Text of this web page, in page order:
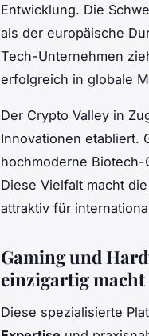
Entwicklung. Die
als der europäische
Tech-Unternehmen
erfolgreich in globale
Der Crypto Valley in
Innovationen etabliert.
hochmoderne
Diese Vielfalt macht
attraktiv für
Gaming und
einzigartig macht
Diese spezialisierte